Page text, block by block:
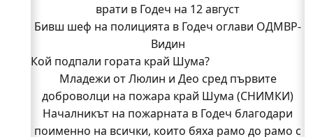
врати в Годеч на 12 август
Бивш шеф на полицията в Годеч оглави ОДМВР-
Видин
Кой подпали гората край Шума?
Младежи от Люлин и Део сред първите
доброволци на пожара край Шума (СНИМКИ)
Началникът на пожарната в Годеч благодари
поименно на всички, които бяха рамо до рамо с